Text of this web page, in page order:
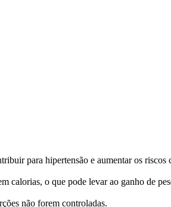
para hipertensão e aumentar os riscos
calorias, o que pode levar ao ganho de
não forem controladas.